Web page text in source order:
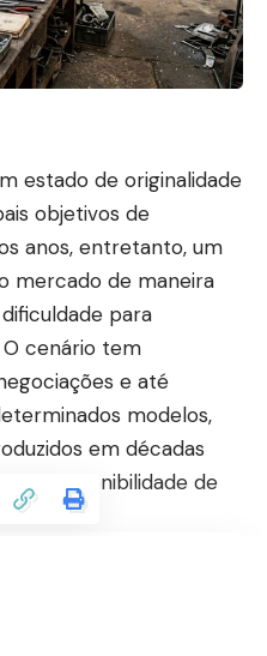
estado de originalidade
objetivos de
anos, entretanto, um
mercado de maneira
para
cenário tem
e até
modelos,
em décadas
disponibilidade de